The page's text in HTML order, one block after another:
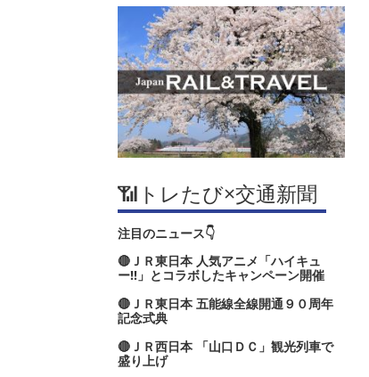
📶トレたび×交通新聞
注目のニュース👇
🔴ＪＲ東日本 人気アニメ「ハイキュ
ー‼」とコラボしたキャンペーン開催
🔴ＪＲ東日本 五能線全線開通９０周年
記念式典
🔴ＪＲ西日本 「山口ＤＣ」観光列車で
盛り上げ